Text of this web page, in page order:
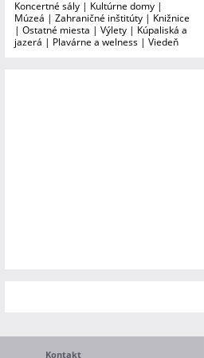
Koncertné sály | Kultúrne domy |
Múzeá | Zahraničné inštitúty | Knižnice
| Ostatné miesta | Výlety | Kúpaliská a
jazerá | Plavárne a welness | Viedeň
Kontakt